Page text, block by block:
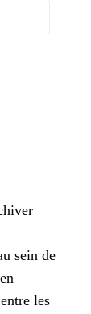
sein de
les